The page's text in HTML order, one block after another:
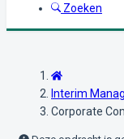
Zoeken
Interim
Corporate